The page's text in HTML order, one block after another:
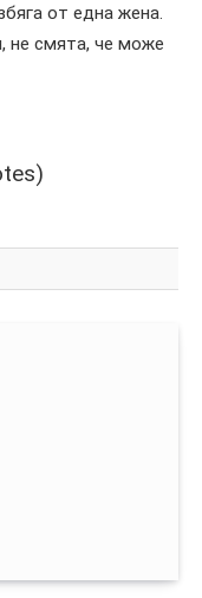
от една жена.
не смята, че може